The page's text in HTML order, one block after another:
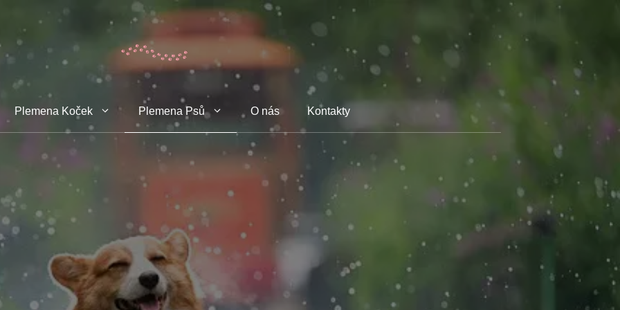
Plemena Koček Plemena Psů O nás Kontakty